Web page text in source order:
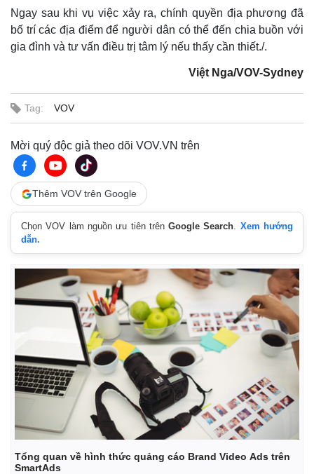
Ngay sau khi vụ việc xảy ra, chính quyền địa phương đã
bố trí các địa điểm để người dân có thể đến chia buồn với
gia đình và tư vấn điều trị tâm lý nếu thấy cần thiết./.
Việt Nga/VOV-Sydney
Tag: VOV
Mời quý độc giả theo dõi VOV.VN trên
Thêm VOV trên Google
Chọn VOV làm nguồn ưu tiên trênGoogle Search. Xem hướng
dẫn.
Tổng quan về hình thức quảng cáo Brand Video Ads trên
SmartAds